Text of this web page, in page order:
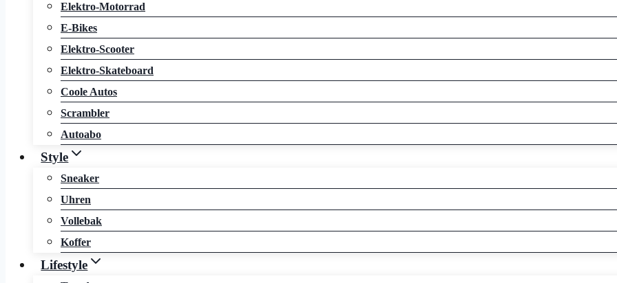
Elektro-Motorrad
E-Bikes
Elektro-Scooter
Elektro-Skateboard
Coole Autos
Scrambler
Autoabo
Style
Sneaker
Uhren
Vollebak
Koffer
Lifestyle